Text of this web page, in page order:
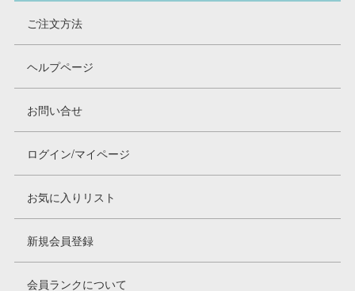
ご注文方法
ヘルプページ
お問い合せ
ログイン/マイページ
お気に入りリスト
新規会員登録
会員ランクについて